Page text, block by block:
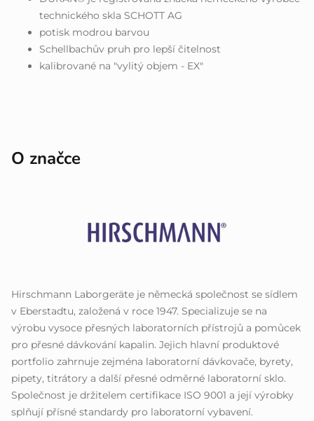
technického skla SCHOTT AG
potisk modrou barvou
Schellbachův pruh pro lepší čitelnost
kalibrované na "vylitý objem - EX"
O značce
Hirschmann Laborgeräte je německá společnost se sídlem
v Eberstadtu, založená v roce 1947. Specializuje se na
výrobu vysoce přesných laboratorních přístrojů a pomůcek
pro přesné dávkování kapalin. Jejich hlavní produktové
portfolio zahrnuje zejména laboratorní dávkovače, byrety,
pipety, titrátory a další přesné odměrné laboratorní sklo.
Společnost je držitelem certifikace ISO 9001 a její výrobky
splňují přísné standardy pro laboratorní vybavení.